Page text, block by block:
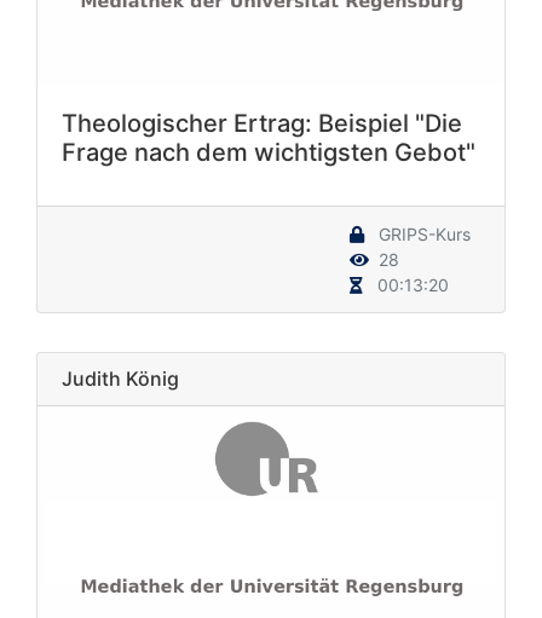
Theologischer Ertrag: Beispiel "Die
Frage nach dem wichtigsten Gebot"
GRIPS-Kurs
28
00:13:20
Judith König